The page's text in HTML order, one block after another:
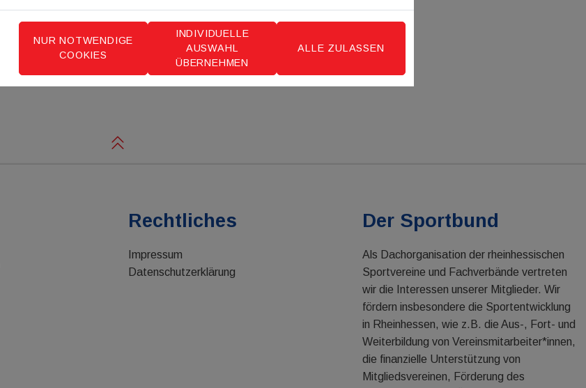
Rechtliches
Impressum
Datenschutzerklärung
Der Sportbund
Als Dachorganisation der rheinhessischen
Sportvereine und Fachverbände vertreten
wir die Interessen unserer Mitglieder. Wir
fördern insbesondere die Sportentwicklung
in Rheinhessen, wie z.B. die Aus-, Fort- und
Weiterbildung von Vereinsmitarbeiter*innen,
die finanzielle Unterstützung von
Mitgliedsvereinen, Förderung des
NUR NOTWENDIGE
COOKIES
INDIVIDUELLE
AUSWAHL
ÜBERNEHMEN
ALLE ZULASSEN